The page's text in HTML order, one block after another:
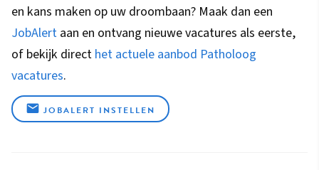
en kans maken op uw droombaan? Maak dan een
JobAlert aan en ontvang nieuwe vacatures als eerste,
of bekijk direct het actuele aanbod Patholoog
vacatures.
JOBALERT INSTELLEN